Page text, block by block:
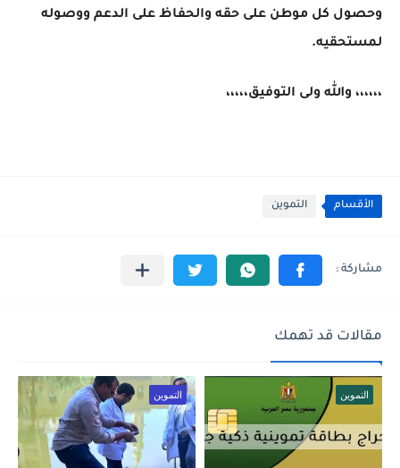
وحصول كل موطن على حقه والحفاظ على الدعم ووصوله
لمستحقيه.
،،،،،، والله ولى التوفيق،،،،،
الأقسام التموين
مقالات قد تهمك
التموين التموين